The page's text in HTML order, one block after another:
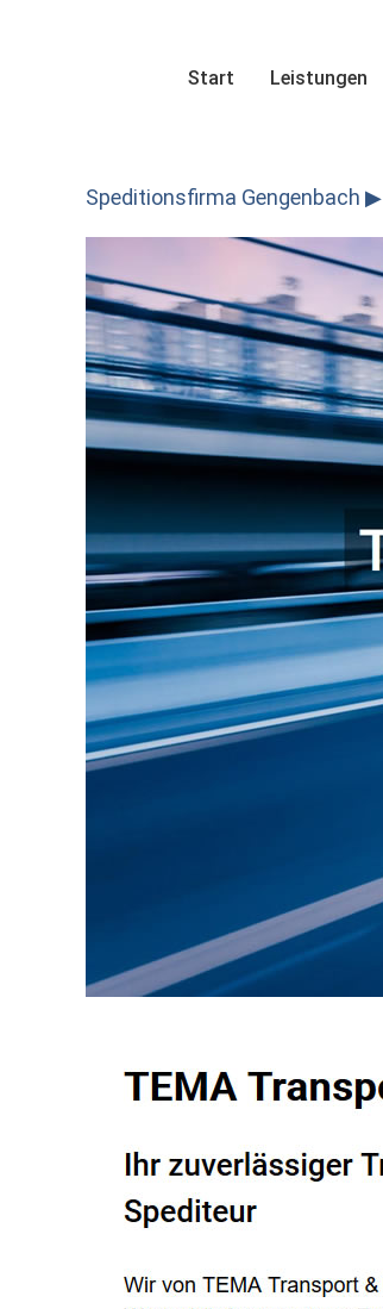
Start Leistungen
Speditionsfirma Gengenbach